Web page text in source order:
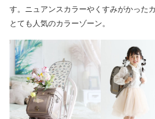
す。ニュアンスカラーやくすみがかった
とても人気のカラーゾーン。